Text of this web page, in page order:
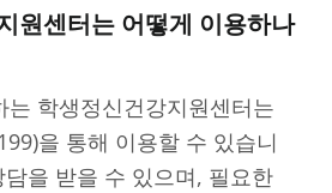
원센터는 어떻게 이용하나
는 학생정신건강지원센터는
을 통해 이용할 수 있습니
을 받을 수 있으며, 필요한